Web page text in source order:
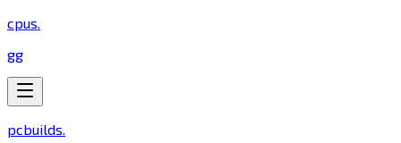
cpus.
gg
pcbuilds.